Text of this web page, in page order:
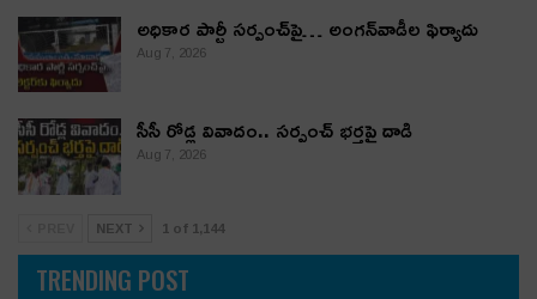
అధికార పార్టీ స‌ర్పంచ్‌పై… అంగ‌న్‌వాడీల ఫిర్యాదు
Aug 7, 2026
సీసీ రోడ్ల వివాదం.. స‌ర్పంచ్ భ‌ర్త‌పై దాడి
Aug 7, 2026
NEXT 1 of 1,144
TRENDING POST